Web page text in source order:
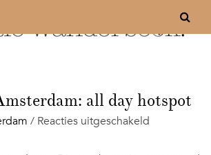
all day hotspot
/ Reacties uitgeschakeldvoor
Amsterdam: